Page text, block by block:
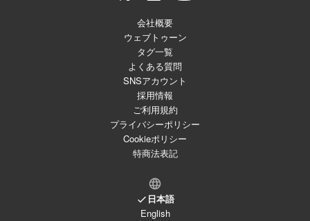
会社概要
ウェブトゥーン
タグ一覧
よくある質問
SNSアカウント
採用情報
ご利用規約
プライバシーポリシー
Cookieポリシー
特商法表記
日本語
English